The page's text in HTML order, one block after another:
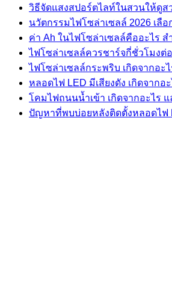
วิธีจัดแสงสปอร์ตไลท์ในสวนให้ดูส
นวัตกรรมไฟโซล่าเซลล์ 2026 เลื
ค่า Ah ในไฟโซล่าเซลล์คืออะไร ส
ไฟโซล่าเซลล์ควรชาร์จกี่ชั่วโมงต่
ไฟโซล่าเซลล์กระพริบ เกิดจากอะ
หลอดไฟ LED มีเสียงดัง เกิดจากอ
โคมไฟถนนน้ำเข้า เกิดจากอะไร แ
ปัญหาที่พบบ่อยหลังติดตั้งหลอดไฟ